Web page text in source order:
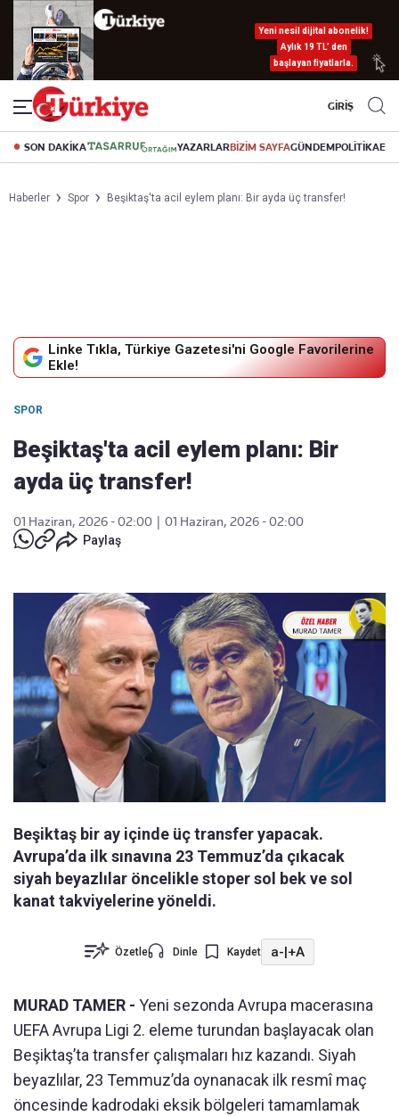
Yeni nesil dijital abonelik!
Aylık 19 TL’ den
başlayan fiyatlarla.
GİRİŞ
SON DAKİKA YAZARLARBİZİM SAYFAGÜNDEMPOLİTİKA
Haberler Spor Beşiktaş'ta acil eylem planı: Bir ayda üç transfer!
Linke Tıkla, Türkiye Gazetesi'ni Google Favorilerine
Ekle!
SPOR
Beşiktaş'ta acil eylem planı: Bir
ayda üç transfer!
01 Haziran, 2026 - 02:00
01 Haziran, 2026 - 02:00
Paylaş
Beşiktaş bir ay içinde üç transfer yapacak.
Avrupa’da ilk sınavına 23 Temmuz’da çıkacak
siyah beyazlılar öncelikle stoper sol bek ve sol
kanat takviyelerine yöneldi.
Özetle Dinle Kaydet a-|+A
MURAD TAMER - Yeni sezonda Avrupa macerasına
UEFA Avrupa Ligi 2. eleme turundan başlayacak olan
Beşiktaş’ta transfer çalışmaları hız kazandı. Siyah
beyazlılar, 23 Temmuz’da oynanacak ilk resmî maç
öncesinde kadrodaki eksik bölgeleri tamamlamak